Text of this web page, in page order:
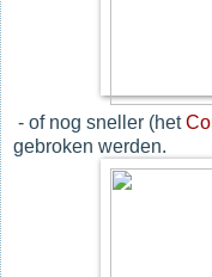
- of nog sneller (het
gebroken werden.